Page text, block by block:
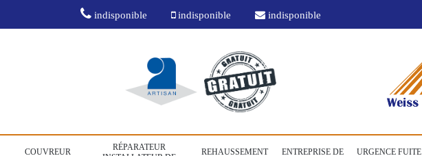
indisponible indisponible indisponible
COUVREUR
RÉPARATEUR
REHAUSSEMENT
ENTREPRISE DE
URGENCE FUITE